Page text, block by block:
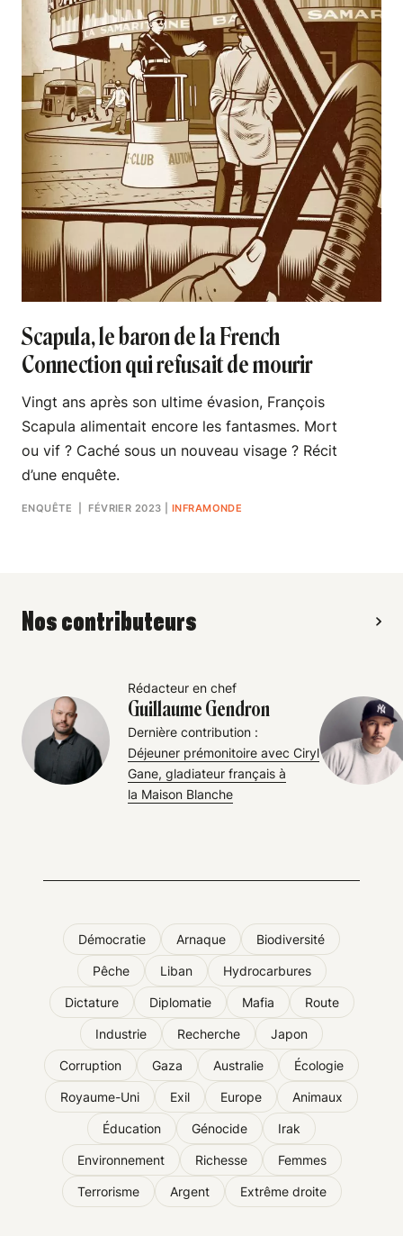
Scapula, le baron de la French
Connection qui refusait de mourir
Vingt ans après son ultime évasion, François
Scapula alimentait encore les fantasmes. Mort
ou vif ? Caché sous un nouveau visage ? Récit
d’une enquête.
ENQUÊTE | FÉVRIER 2023 INFRAMONDE
Nos contributeurs
Rédacteur en chef
Guillaume Gendron
Dernière contribution :
Déjeuner prémonitoire avec Ciryl
Gane, gladiateur français à
la Maison Blanche
Démocratie Arnaque Biodiversité
Pêche Liban Hydrocarbures
Dictature Diplomatie Mafia Route
Industrie Recherche Japon
Corruption Gaza Australie Écologie
Royaume-Uni Exil Europe Animaux
Éducation Génocide Irak
Environnement Richesse Femmes
Terrorisme Argent Extrême droite